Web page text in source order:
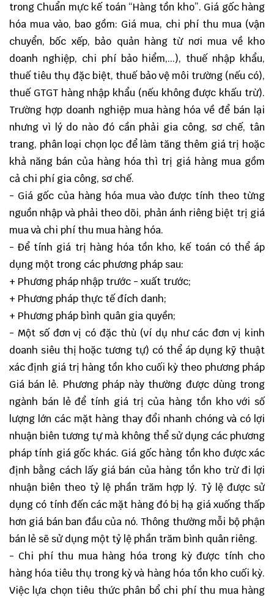
trong Chuẩn mực kế toán “Hàng tồn kho”. Giá gốc hàng
hóa mua vào, bao gồm: Giá mua, chi phí thu mua (vận
chuyển, bốc xếp, bảo quản hàng từ nơi mua về kho
doanh nghiệp, chi phí bảo hiểm,...), thuế nhập khẩu,
thuế tiêu thụ đặc biệt, thuế bảo vệ môi trường (nếu có),
thuế GTGT hàng nhập khẩu (nếu không được khấu trừ).
Trường hợp doanh nghiệp mua hàng hóa về để bán lại
nhưng vì lý do nào đó cần phải gia công, sơ chế, tân
trang, phân loại chọn lọc để làm tăng thêm giá trị hoặc
khả năng bán của hàng hóa thì trị giá hàng mua gồm
cả chi phí gia công, sơ chế.
- Giá gốc của hàng hóa mua vào được tính theo từng
nguồn nhập và phải theo dõi, phản ánh riêng biệt trị giá
mua và chi phí thu mua hàng hóa.
- Để tính giá trị hàng hóa tồn kho, kế toán có thể áp
dụng một trong các phương pháp sau:
+ Phương pháp nhập trước - xuất trước;
+ Phương pháp thực tế đích danh;
+ Phương pháp bình quân gia quyền;
- Một số đơn vị có đặc thù (ví dụ như các đơn vị kinh
doanh siêu thị hoặc tương tự) có thể áp dụng kỹ thuật
xác định giá trị hàng tồn kho cuối kỳ theo phương pháp
Giá bán lẻ. Phương pháp này thường được dùng trong
ngành bán lẻ để tính giá trị của hàng tồn kho với số
lượng lớn các mặt hàng thay đổi nhanh chóng và có lợi
nhuận biên tương tự mà không thể sử dụng các phương
pháp tính giá gốc khác. Giá gốc hàng tồn kho được xác
định bằng cách lấy giá bán của hàng tồn kho trừ đi lợi
nhuận biên theo tỷ lệ phần trăm hợp lý. Tỷ lệ được sử
dụng có tính đến các mặt hàng đó bị hạ giá xuống thấp
hơn giá bán ban đầu của nó. Thông thường mỗi bộ phận
bán lẻ sẽ sử dụng một tỷ lệ phần trăm bình quân riêng.
- Chi phí thu mua hàng hóa trong kỳ được tính cho
hàng hóa tiêu thụ trong kỳ và hàng hóa tồn kho cuối kỳ.
Việc lựa chọn tiêu thức phân bổ chi phí thu mua hàng